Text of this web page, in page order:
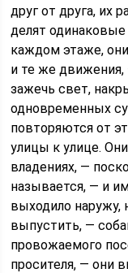
друг от друга, их
делят
каждом этаже,
и те же движения,
зажечь свет,
одновременных
повторяются от
улицы к улице.
владениях, —
называется, — и
выходило наружу,
выпустить, —
провожаемого
просителя, — они